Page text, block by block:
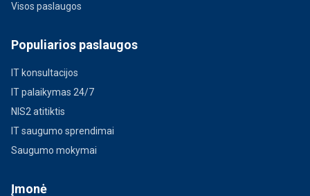
Visos paslaugos
Populiarios paslaugos
IT konsultacijos
IT palaikymas 24/7
NIS2 atitiktis
IT saugumo sprendimai
Saugumo mokymai
Įmonė